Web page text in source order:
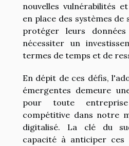
nouvelles vulnérabilités
en place des systèmes
protéger leurs
nécessiter un
termes de temps et de
En dépit de ces défis,
émergentes demeure
pour toute
compétitive dans notre
digitalisé. La clé du
capacité à anticiper